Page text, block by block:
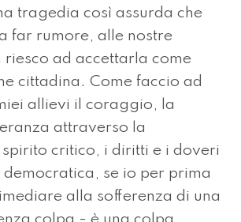
tragedia così assurda che
far rumore, alle nostre
riesco ad accettarla come
cittadina. Come faccio ad
allievi il coraggio, la
attraverso la
critico, i diritti e i doveri
democratica, se io per prima
alla sofferenza di una